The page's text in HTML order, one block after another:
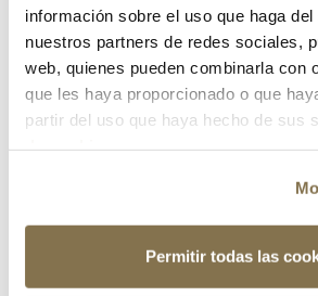
información sobre el uso que haga
nuestros partners de redes sociales,
web, quienes pueden combinarla con
que les haya proporcionado o que
partir del uso que haya hecho de sus
Permitir todas las
¿Has olvidado tu contraseña?